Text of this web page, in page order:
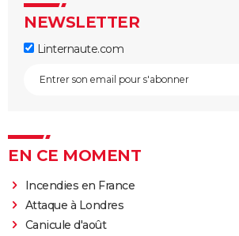
NEWSLETTER
Linternaute.com
EN CE MOMENT
Incendies en France
Attaque à Londres
Canicule d'août